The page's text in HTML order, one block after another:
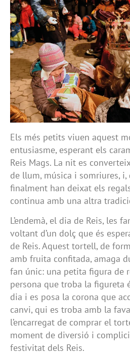
Els més petits viuen aquest
entusiasme, esperant els
Reis Mags. La nit es
de llum, música i somriures, i,
finalment han deixat els
continua amb una altra
L’endemà, el dia de Reis, les
voltant d’un dolç que és
de Reis. Aquest tortell, de
amb fruita confitada, amaga
fan únic: una petita figura de
persona que troba la figureta
dia i es posa la corona que
canvi, qui es troba amb la
l’encarregat de comprar el
moment de diversió i
festivitat dels Reis.